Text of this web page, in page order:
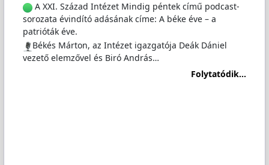
A XXI. Század Intézet Mindig péntek című podcast-
sorozata évindító adásának címe: A béke éve – a
patrióták éve.
Békés Márton, az Intézet igazgatója Deák Dániel
vezető elemzővel és Biró András…
Folytatódik...